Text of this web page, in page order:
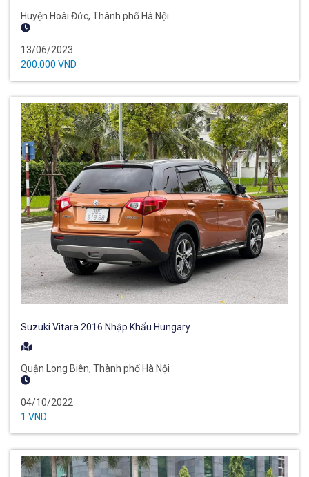
Huyện Hoài Đức, Thành phố Hà Nội
13/06/2023
200.000 VND
Suzuki Vitara 2016 Nhập Khẩu Hungary
Quận Long Biên, Thành phố Hà Nội
04/10/2022
1 VND